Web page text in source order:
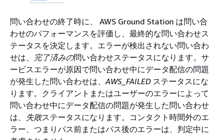
問い合わせの終了時に、 AWS Ground Station は問い合
わせのパフォーマンスを評価し、最終的な問い合わせス
テータスを決定します。エラーが検出されない問い合わ
せは、 完了済みの問い合わせステータスになります。サ
ービスエラーが原因で問い合わせ中にデータ配信の問題
が発生した問い合わせは、AWS_FAILED ステータスにな
ります。クライアントまたはユーザーのエラーによって
問い合わせ中にデータ配信の問題が発生した問い合わせ
は、 失敗ステータスになります。コンタクト時間外のエ
ラー、つまりパス前またはパス後のエラーは、判定中に